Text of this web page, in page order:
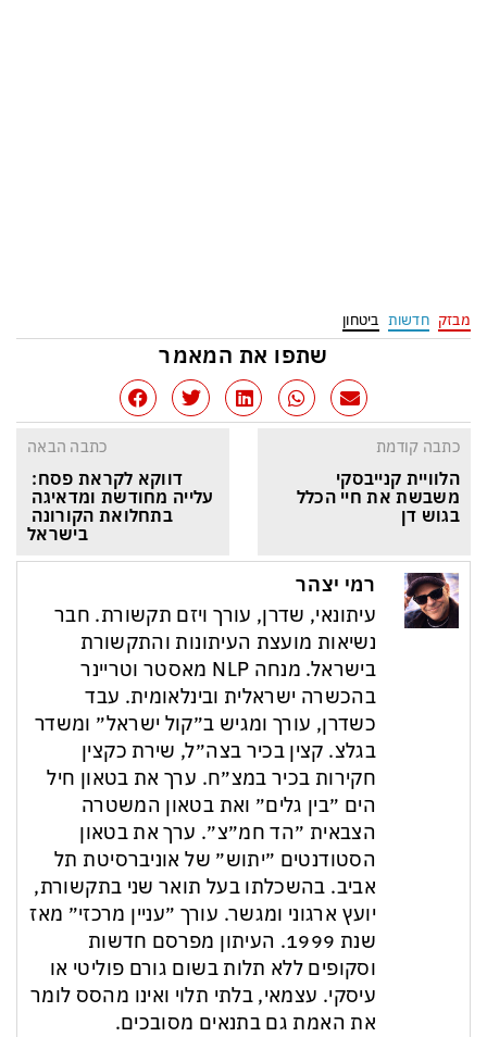
מבזק חדשות ביטחון
שתפו את המאמר
כתבה קודמת
הלוויית קנייבסקי
משבשת את חיי הכלל
בגוש דן
כתבה הבאה
דווקא לקראת פסח:
עלייה מחודשת ומדאיגה
בתחלואת הקורונה
בישראל
רמי יצהר
עיתונאי, שדרן, עורך ויזם תקשורת. חבר
נשיאות מועצת העיתונות והתקשורת
בישראל. מנחה NLP מאסטר וטריינר
בהכשרה ישראלית ובינלאומית. עבד
כשדרן, עורך ומגיש ב״קול ישראל״ ומשדר
בגלצ. קצין בכיר בצה״ל, שירת כקצין
חקירות בכיר במצ״ח. ערך את בטאון חיל
הים ״בין גלים״ ואת בטאון המשטרה
הצבאית ״הד חמ״צ״. ערך את בטאון
הסטודנטים ״יתוש״ של אוניברסיטת תל
אביב. בהשכלתו בעל תואר שני בתקשורת,
יועץ ארגוני ומגשר. עורך ״עניין מרכזי״ מאז
שנת 1999. העיתון מפרסם חדשות
וסקופים ללא תלות בשום גורם פוליטי או
עיסקי. עצמאי, בלתי תלוי ואינו מהסס לומר
את האמת גם בתנאים מסובכים.